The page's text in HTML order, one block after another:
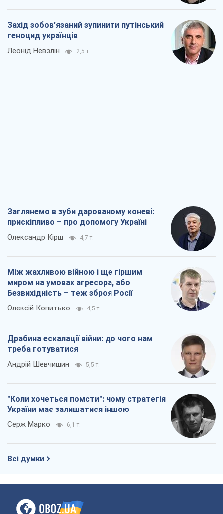
Захід зобов'язаний зупинити путінський
геноцид українців
Леонід Невзлін 2,5 т.
Заглянемо в зуби дарованому коневі:
прискіпливо – про допомогу Україні
Олександр Кірш 4,7 т.
Між жахливою війною і ще гіршим
миром на умовах агресора, або
Безвихідність – теж зброя Росії
Олексій Копитько 4,5 т.
Драбина ескалації війни: до чого нам
треба готуватися
Андрій Шевчишин 5,5 т.
"Коли хочеться помсти": чому стратегія
України має залишатися іншою
Серж Марко 6,1 т.
Всі думки